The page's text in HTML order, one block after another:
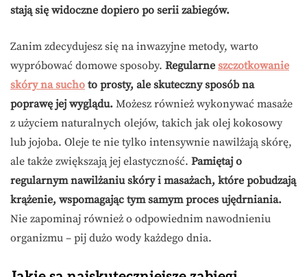
stają się widoczne dopiero po serii zabiegów.
Zanim zdecydujesz się na inwazyjne metody, warto
wypróbować domowe sposoby. Regularne szczotkowanie
skóry na sucho to prosty, ale skuteczny sposób na
poprawę jej wyglądu. Możesz również wykonywać masaże
z użyciem naturalnych olejów, takich jak olej kokosowy
lub jojoba. Oleje te nie tylko intensywnie nawilżają skórę,
ale także zwiększają jej elastyczność. Pamiętaj o
regularnym nawilżaniu skóry i masażach, które pobudzają
krążenie, wspomagając tym samym proces ujędrniania.
Nie zapominaj również o odpowiednim nawodnieniu
organizmu – pij dużo wody każdego dnia.